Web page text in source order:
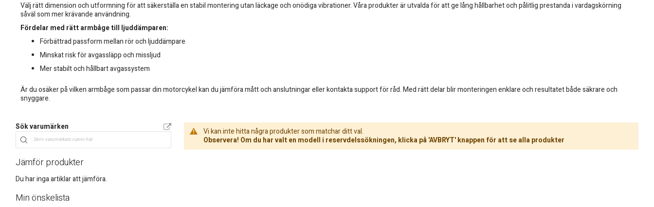
Välj rätt dimension och utformning för att säkerställa en stabil montering utan läckage och onödiga vibrationer. Våra produkter är utvalda för att ge lång hållbarhet och pålitlig prestanda i vardagskörning
såväl som mer krävande användning.
Fördelar med rätt armbåge till ljuddämparen:
Förbättrad passform mellan rör och ljuddämpare
Minskat risk för avgassläpp och missljud
Mer stabilt och hållbart avgassystem
Är du osäker på vilken armbåge som passar din motorcykel kan du jämföra mått och anslutningar eller kontakta support för råd. Med rätt delar blir monteringen enklare och resultatet både säkrare och
snyggare.
Vi kan inte hitta några produkter som matchar ditt val.
Observera! Om du har valt en modell i reservdelssökningen, klicka på 'AVBRYT' knappen för att se alla produkter
Sök varumärken
Jämför produkter
Du har inga artiklar att jämföra.
Min önskelista